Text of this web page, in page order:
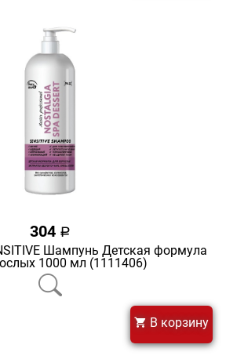
304 a
Шампунь Детская формула
1000 мл (1111406)
В корзину